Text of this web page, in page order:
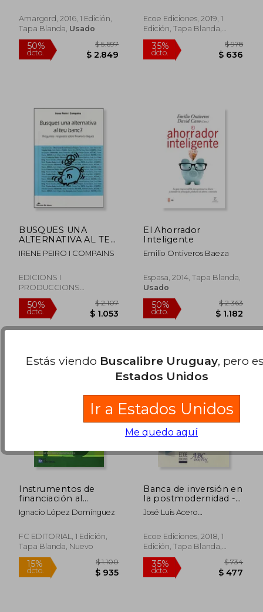
dcto. dcto.
Sánchez
Amargord, 2016, 1 Edición,
Tapa Blanda, Usado
50%
dcto. $ 2.849
Ibarra Rosero
Ecoe Ediciones, 2019, 1
Edición, Tapa Blanda,
Nuevo
35%
dcto. $
BUSQUES UNA
ALTERNATIVA AL TEU
BANC?
IRENE PEIRO I COMPAINS
EDICIONS I
PRODUCCIONS
MULTIMEDIA ELS LLUMS,
SL, Tapa Blanda, Nuevo
El Ahorrador
Inteligente
Emilio Ontiveros Baeza
Espasa, 2014, Tapa Blanda,
Usado
Instrumentos de
financiación al
servicio de la
empresa
Ignacio López Domínguez
FC EDITORIAL, 1 Edición,
Tapa Blanda, Nuevo
Banca de inversión en
la postmodernidad -
1ra edición
José Luis Acero
Ecoe Ediciones, 2018, 1
Edición, Tapa Blanda,
Nuevo
Estás viendo Buscalibre Uruguay, pero
Estados Unidos
Ir a Estados Unidos
Me quedo aquí